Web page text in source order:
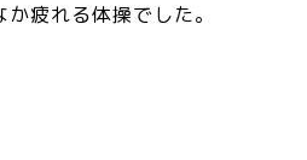
疲れる体操でした。